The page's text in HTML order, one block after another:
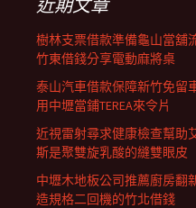
近期文章
樹林支票借款準備龜山當舖
竹東借錢分享電動麻將桌
泰山汽車借款保障新竹免留
用中壢當鋪TEREA來令片
近視雷射尋求健康檢查幫助
斯是聚雙旋乳酸的縫雙眼皮
中壢木地板公司推薦廚房翻
造規格二回機的竹北借錢